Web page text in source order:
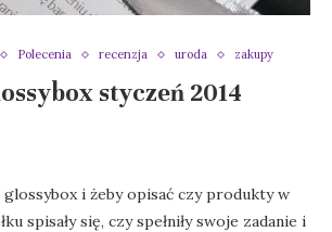
Polecenia recenzja uroda zakupy
styczeń 2014
glossybox i żeby opisać czy produkty w
spisały się, czy spełniły swoje zadanie i